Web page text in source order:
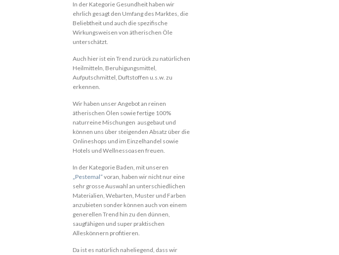
In der Kategorie Gesundheit haben wir
ehrlich gesagt den Umfang des Marktes, die
Beliebtheit und auch die spezifische
Wirkungsweisen von ätherischen Öle
unterschätzt.
Auch hier ist ein Trend zurück zu natürlichen
Heilmitteln, Beruhigungsmittel,
Aufputschmittel, Duftstoffen u.s.w. zu
erkennen.
Wir haben unser Angebot an reinen
ätherischen Ölen sowie fertige 100%
naturreine Mischungen ausgebaut und
können uns über steigenden Absatz über die
Onlineshops und im Einzelhandel sowie
Hotels und Wellnessoasen freuen.
In der Kategorie Baden, mit unseren
„Pestemal“voran, haben wir nicht nur eine
sehr grosse Auswahl an unterschiedlichen
Materialien, Webarten, Muster und Farben
anzubieten sonder können auch von einem
generellen Trend hin zu den dünnen,
saugfähigen und super praktischen
Alleskönnern profitieren.
Da ist es natürlich naheliegend, dass wir